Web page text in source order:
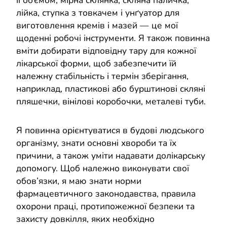
лійка, ступка з товкачем і унґуатор для
виготовлення кремів і мазей — це мої
щоденні робочі інструменти. Я також повинна
вміти добирати відповідну тару для кожної
лікарської форми, щоб забезпечити їй
належну стабільність і термін зберігання,
наприклад, пластикові або бурштинові скляні
пляшечки, вінілові коробочки, металеві туби.
Я повинна орієнтуватися в будові людського
організму, знати основні хвороби та їх
причини, а також уміти надавати долікарську
допомогу. Щоб належно виконувати свої
обов’язки, я маю знати норми
фармацевтичного законодавства, правила
охорони праці, протипожежної безпеки та
захисту довкілля, яких необхідно